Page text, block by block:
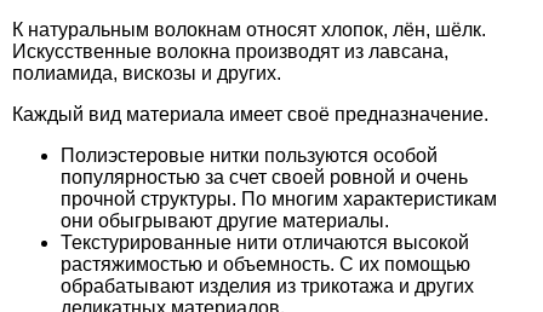
К натуральным волокнам относят хлопок, лён, шёлк.
Искусственные волокна производят из лавсана,
полиамида, вискозы и других.
Каждый вид материала имеет своё предназначение.
Полиэстеровые нитки пользуются особой
популярностью за счет своей ровной и очень
прочной структуры. По многим характеристикам
они обыгрывают другие материалы.
Текстурированные нити отличаются высокой
растяжимостью и объемность. С их помощью
обрабатывают изделия из трикотажа и других
деликатных материалов.